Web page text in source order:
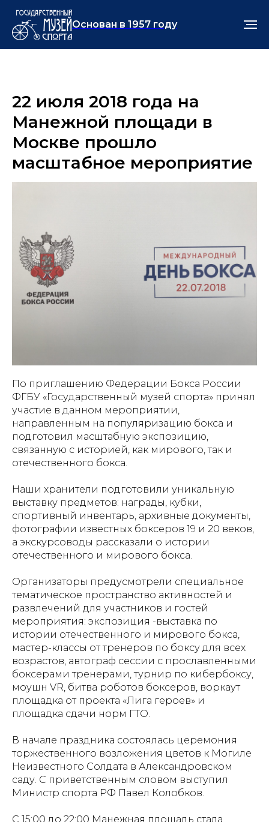
Основан в 1957 году
22 июля 2018 года на
Манежной площади в
Москве прошло
масштабное мероприятие
По приглашению Федерации Бокса России
ФГБУ «Государственный музей спорта» принял
участие в данном мероприятии,
направленным на популяризацию бокса и
подготовил масштабную экспозицию,
связанную с историей, как мирового, так и
отечественного бокса.
Наши хранители подготовили уникальную
выставку предметов: награды, кубки,
спортивный инвентарь, архивные документы,
фотографии известных боксеров 19 и 20 веков,
а экскурсоводы рассказали о истории
отечественного и мирового бокса.
Организаторы предусмотрели специальное
тематическое пространство активностей и
развлечений для участников и гостей
мероприятия: экспозиция -выставка по
истории отечественного и мирового бокса,
мастер-классы от тренеров по боксу для всех
возрастов, автограф сессии с прославленными
боксерами тренерами, турнир по кибербоксу,
моушн VR, битва роботов боксеров, воркаут
площадка от проекта «Лига героев» и
площадка сдачи норм ГТО.
В начале праздника состоялась церемония
торжественного возложения цветов к Могиле
Неизвестного Солдата в Александровском
саду. С приветственным словом выступил
Министр спорта РФ Павел Колобков.
С 15:00 до 22:00 Манежная площадь стала